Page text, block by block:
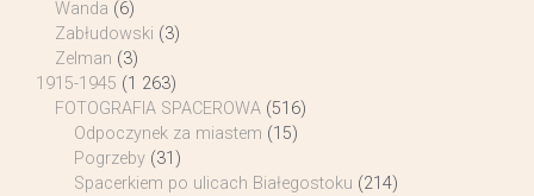
Wanda (6)
Zabłudowski (3)
Zelman (3)
1915-1945 (1 263)
FOTOGRAFIA SPACEROWA (516)
Odpoczynek za miastem (15)
Pogrzeby (31)
Spacerkiem po ulicach Białegostoku (214)